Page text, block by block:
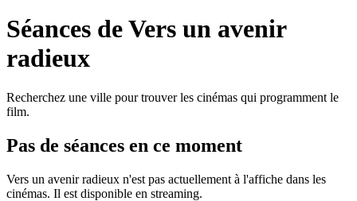
Séances de Vers un avenir
radieux
Recherchez une ville pour trouver les cinémas qui programment le
film.
Pas de séances en ce moment
Vers un avenir radieux n'est pas actuellement à l'affiche dans les
cinémas. Il est disponible en streaming.